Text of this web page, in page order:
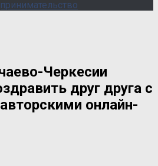
Черкесии
друг друга с
онлайн-